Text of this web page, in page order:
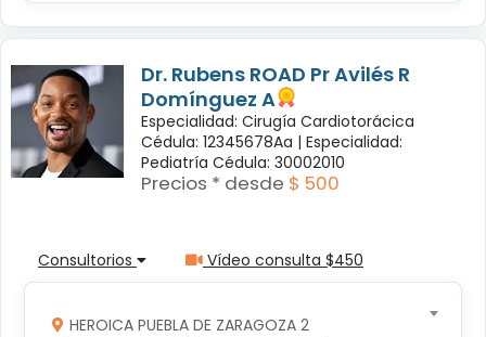
Dr. Rubens ROAD Pr Avilés R
Domínguez A
Especialidad: Cirugía Cardiotorácica
Cédula: 12345678Aa | Especialidad:
Pediatría Cédula: 30002010
Precios * desde $ 500
Consultorios Vídeo consulta $450
HEROICA PUEBLA DE ZARAGOZA 2